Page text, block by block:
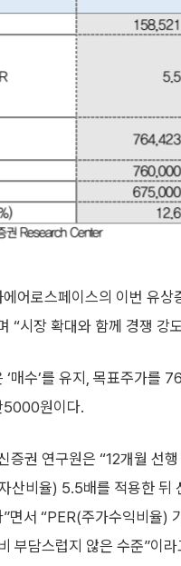
어로스페이스의 이번 유
“시장 확대와 함께 경쟁 강
‘매수’를 유지, 목표주가를
5000원이다.
증권 연구원은 “12개월 선
산비율) 5.5배를 적용한 뒤
면서 “PER(주가수익비율)
부담스럽지 않은 수준”이